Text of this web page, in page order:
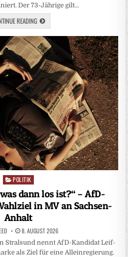
Der 73-Jährige gilt…
READING
Posted
POLITIK
dann los ist?“ – AfD-
in MV an Sachsen-
Anhalt
8. AUGUST 2026
Stralsund nennt AfD-Kandidat Leif-
als Ziel für eine Alleinregierung.